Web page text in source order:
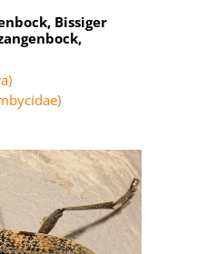
Bissiger